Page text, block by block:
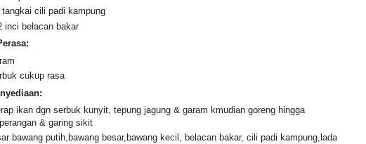
tangkai cili padi kampung
inci belacan bakar
cukup rasa
ikan dgn serbuk kunyit, tepung jagung & garam kmudian goreng hingga
& garing sikit
bawang putih,bawang besar,bawang kecil, belacan bakar, cili padi kampung,lada